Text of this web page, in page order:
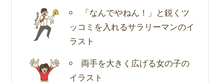
「なんでやねん！」と鋭くツ
ッコミを入れるサラリーマンのイ
ラスト
両手を大きく広げる女の子の
イラスト